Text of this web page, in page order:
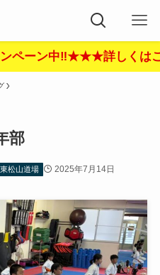
‼︎★★★詳しくはここをク
部
東松山道場 2025年7月14日